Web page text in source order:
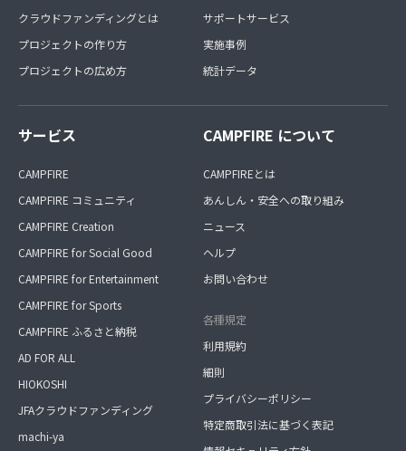
クラウドファンディングとは
プロジェクトの作り方
プロジェクトの広め方
サポートサービス
実施事例
統計データ
サービス
CAMPFIRE
CAMPFIRE コミュニティ
CAMPFIRE Creation
CAMPFIRE for Social Good
CAMPFIRE for Entertainment
CAMPFIRE for Sports
CAMPFIRE ふるさと納税
AD FOR ALL
HIOKOSHI
JFAクラウドファンディング
machi-ya
CAMPFIRE について
CAMPFIREとは
あんしん・安全への取り組み
ニュース
ヘルプ
お問い合わせ
各種規定
利用規約
細則
プライバシーポリシー
特定商取引法に基づく表記